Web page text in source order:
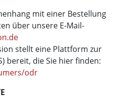
mit einer Bestellung
über unsere E-Mail-
stellt eine Plattform zur
bereit, die Sie hier finden:
odr